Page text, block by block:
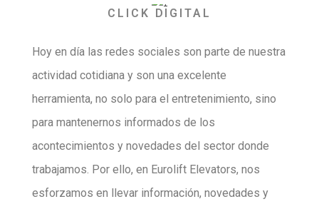
CLICK DIGITAL
Hoy en día las redes sociales son parte de nuestra
actividad cotidiana y son una excelente
herramienta, no solo para el entretenimiento, sino
para mantenernos informados de los
acontecimientos y novedades del sector donde
trabajamos. Por ello, en Eurolift Elevators, nos
esforzamos en llevar información, novedades y